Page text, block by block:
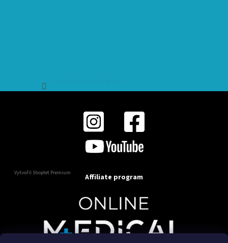
Vytvořil Shoptet Premium Affiliate program